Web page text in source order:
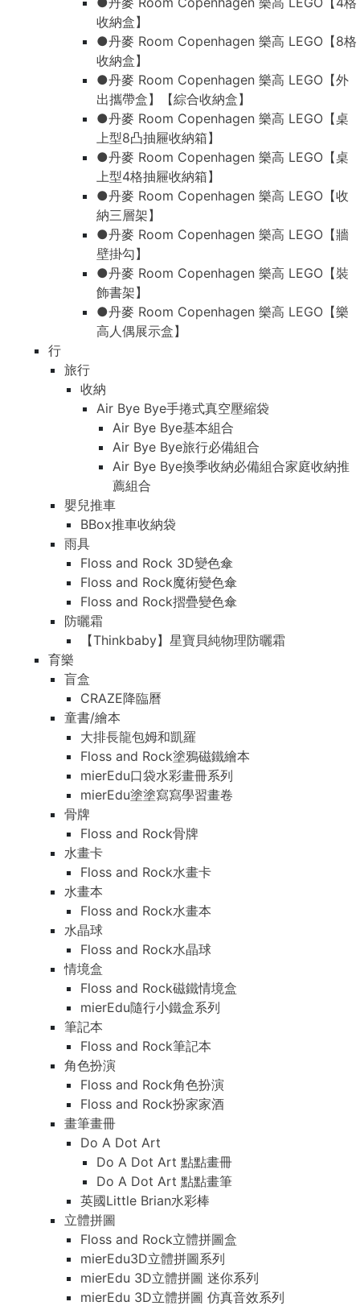
收納盒】
●丹麥 Room Copenhagen 樂高 LEGO【8格
收納盒】
●丹麥 Room Copenhagen 樂高 LEGO【外
出攜帶盒】【綜合收納盒】
●丹麥 Room Copenhagen 樂高 LEGO【桌
上型8凸抽屜收納箱】
●丹麥 Room Copenhagen 樂高 LEGO【桌
上型4格抽屜收納箱】
●丹麥 Room Copenhagen 樂高 LEGO【收
納三層架】
●丹麥 Room Copenhagen 樂高 LEGO【牆
壁掛勾】
●丹麥 Room Copenhagen 樂高 LEGO【裝
飾書架】
●丹麥 Room Copenhagen 樂高 LEGO【樂
高人偶展示盒】
行
旅行
收納
Air Bye Bye手捲式真空壓縮袋
Air Bye Bye基本組合
Air Bye Bye旅行必備組合
Air Bye Bye換季收納必備組合家庭收納推
薦組合
嬰兒推車
BBox推車收納袋
雨具
Floss and Rock 3D變色傘
Floss and Rock魔術變色傘
Floss and Rock摺疊變色傘
防曬霜
【Thinkbaby】星寶貝純物理防曬霜
育樂
盲盒
CRAZE降臨曆
童書/繪本
大排長龍包姆和凱羅
Floss and Rock塗鴉磁鐵繪本
mierEdu口袋水彩畫冊系列
mierEdu塗塗寫寫學習畫卷
骨牌
Floss and Rock骨牌
水畫卡
Floss and Rock水畫卡
水畫本
Floss and Rock水畫本
水晶球
Floss and Rock水晶球
情境盒
Floss and Rock磁鐵情境盒
mierEdu隨行小鐵盒系列
筆記本
Floss and Rock筆記本
角色扮演
Floss and Rock角色扮演
Floss and Rock扮家家酒
畫筆畫冊
Do A Dot Art
Do A Dot Art 點點畫冊
Do A Dot Art 點點畫筆
英國Little Brian水彩棒
立體拼圖
Floss and Rock立體拼圖盒
mierEdu3D立體拼圖系列
mierEdu 3D立體拼圖 迷你系列
mierEdu 3D立體拼圖 仿真音效系列